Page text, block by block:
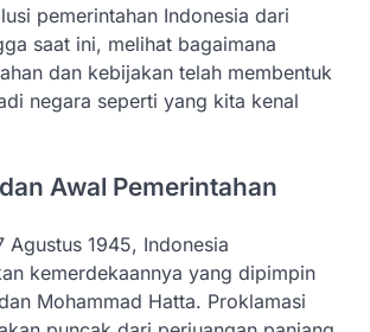
pemerintahan Indonesia dari
saat ini, melihat bagaimana
dan kebijakan telah membentuk
negara seperti yang kita kenal
Awal Pemerintahan
Agustus 1945, Indonesia
kemerdekaannya yang dipimpin
Mohammad Hatta. Proklamasi